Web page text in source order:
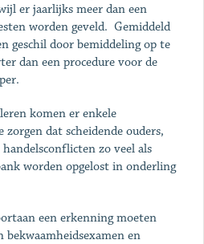
er jaarlijks meer dan een
worden geveld. Gemiddeld
geschil door bemiddeling op te
dan een procedure voor de
komen er enkele
dat scheidende ouders,
zo veel als
worden opgelost in onderling
een erkenning moeten
bekwaamheidsexamen en